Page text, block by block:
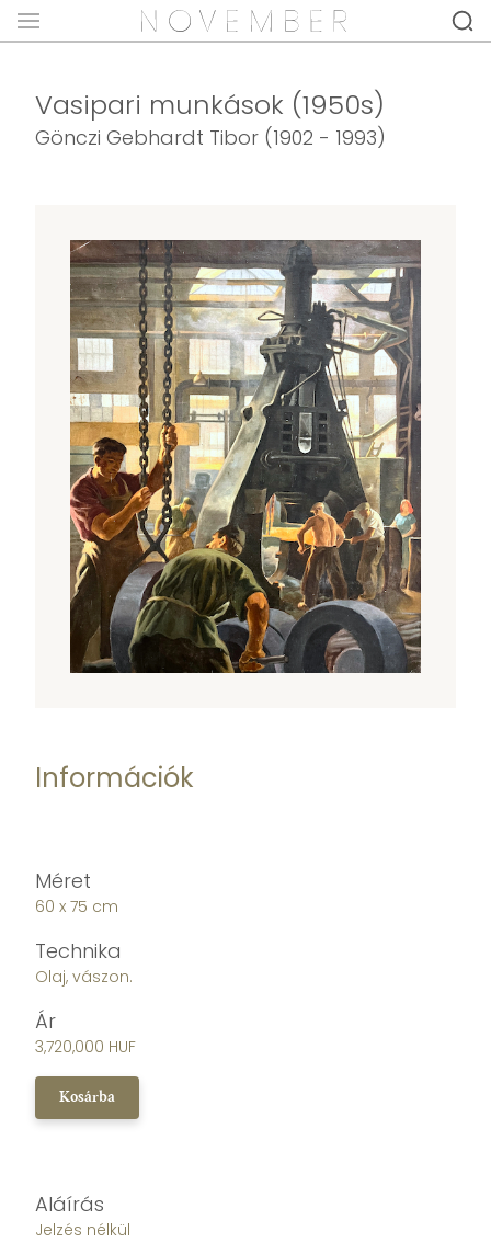
Vasipari munkások (1950s)
Gönczi Gebhardt Tibor (1902 - 1993)
Információk
Méret
60 x 75 cm
Technika
Olaj, vászon.
Ár
3,720,000 HUF
Kosárba
Aláírás
Jelzés nélkül